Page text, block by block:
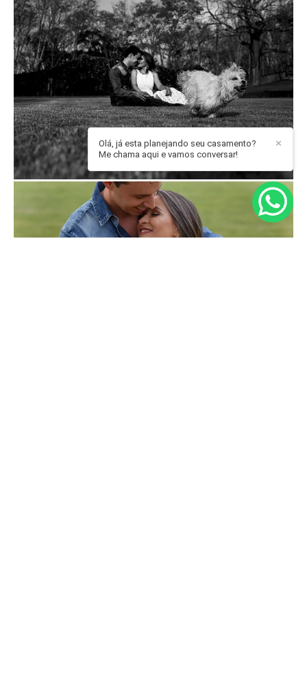
✕
Olá, já esta planejando seu casamento?
Me chama aqui e vamos conversar!